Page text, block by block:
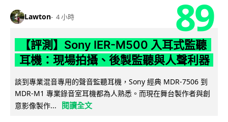
Lawton 4 小時 89
【評測】Sony IER-M500 入耳式監聽
耳機：現場拍攝、後製監聽與人聲利器
談到專業混音專用的聲音監聽耳機，Sony 經典 MDR-7506 到
MDR-M1 專業錄音室耳機都為人熟悉。而現在舞台製作者與創
意影像製作...
閱讀全文